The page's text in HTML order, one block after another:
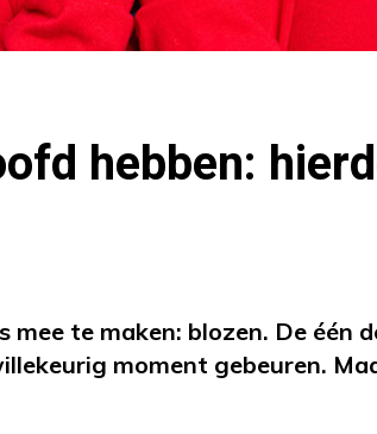
hebben:
mee te maken: blozen. De één
moment gebeuren.